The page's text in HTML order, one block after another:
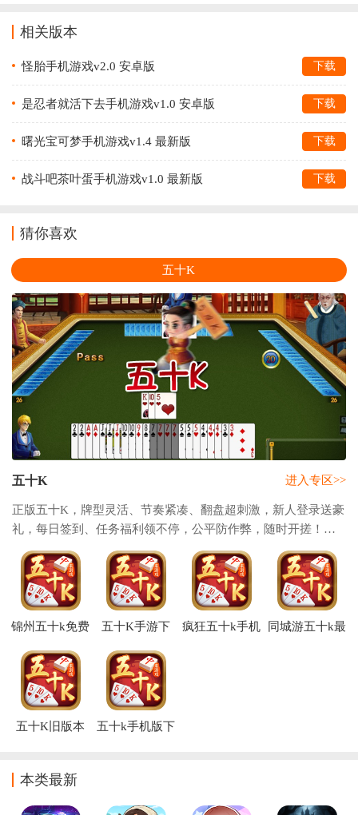
相关版本
怪胎手机游戏v2.0 安卓版 下载
是忍者就活下去手机游戏v1.0 安卓版 下载
曙光宝可梦手机游戏v1.4 最新版 下载
战斗吧茶叶蛋手机游戏v1.0 最新版 下载
猜你喜欢
五十K
五十K
正版五十K，牌型灵活、节奏紧凑、翻盘超刺激，新人登录送豪
礼，每日签到、任务福利领不停，公平防作弊，随时开搓！零
氪福利拉满，新人金币、每日签到、赛事活动不间断。真人秒
匹配，免费约亲友，多地玩法任选。
进入专区>>
锦州五十k免费
五十K手游下
疯狂五十k手机
同城游五十k最
五十K旧版本
五十k手机版下
本类最新